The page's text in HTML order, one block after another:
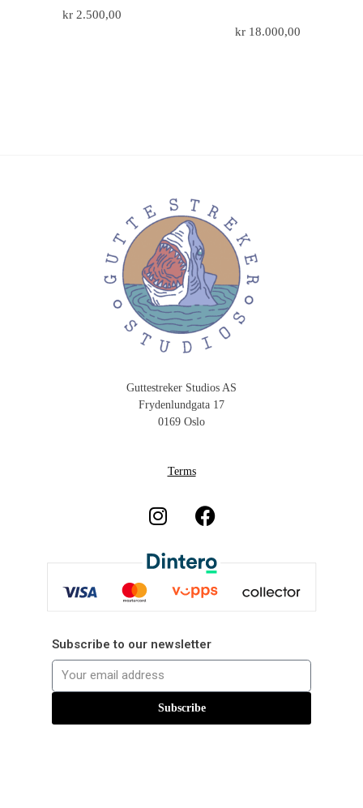
kr 2.500,00
kr 18.000,00
Guttestreker Studios AS
Frydenlundgata 17
0169 Oslo
Terms
Subscribe to our newsletter
Subscribe